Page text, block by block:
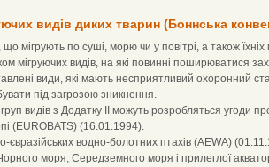
видів диких тварин (Боннська
мігрують по суші, морю чи у повітрі, а також їхніх
мігруючих видів, на які повинні поширюватися
види, які мають несприятливий охоронний
під загрозою зникнення.
видів з Додатку II можуть розробляться угоди
(EUROBATS) (16.01.1994).
водно-болотних птахів (AEWA)
моря, Середземного моря і прилеглої